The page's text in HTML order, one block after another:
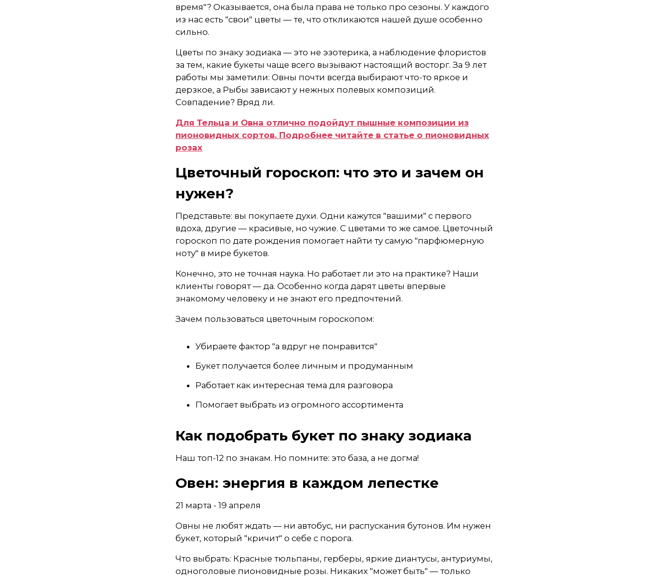
время"? Оказывается, она была права не только про сезоны. У каждого
из нас есть "свои" цветы — те, что откликаются нашей душе особенно
сильно.
Цветы по знаку зодиака — это не эзотерика, а наблюдение флористов
за тем, какие букеты чаще всего вызывают настоящий восторг. За 9 лет
работы мы заметили: Овны почти всегда выбирают что-то яркое и
дерзкое, а Рыбы зависают у нежных полевых композиций.
Совпадение? Вряд ли.
Для Тельца и Овна отлично подойдут пышные композиции из
пионовидных сортов. Подробнее читайте в статье о пионовидных
розах
Цветочный гороскоп: что это и зачем он
нужен?
Представьте: вы покупаете духи. Одни кажутся "вашими" с первого
вдоха, другие — красивые, но чужие. С цветами то же самое. Цветочный
гороскоп по дате рождения помогает найти ту самую "парфюмерную
ноту" в мире букетов.
Конечно, это не точная наука. Но работает ли это на практике? Наши
клиенты говорят — да. Особенно когда дарят цветы впервые
знакомому человеку и не знают его предпочтений.
Зачем пользоваться цветочным гороскопом:
Убираете фактор "а вдруг не понравится"
Букет получается более личным и продуманным
Работает как интересная тема для разговора
Помогает выбрать из огромного ассортимента
Как подобрать букет по знаку зодиака
Наш топ-12 по знакам. Но помните: это база, а не догма!
Овен: энергия в каждом лепестке
21 марта - 19 апреля
Овны не любят ждать — ни автобус, ни распускания бутонов. Им нужен
букет, который "кричит" о себе с порога.
Что выбрать: Красные тюльпаны, герберы, яркие диантусы, антуриумы,
одноголовые пионовидные розы. Никаких "может быть" — только